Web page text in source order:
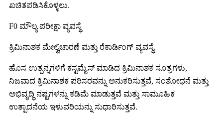
ಖಚಿತಪಡಿಸಿಕೊಳ್ಳಲು.
F0 ಮೌಲ್ಯ ಪರೀಕ್ಷಾ ವ್ಯವಸ್ಥೆ
ಕ್ರಿಮಿನಾಶಕ ಮೇಲ್ವಿಚಾರಣೆ ಮತ್ತು ರೆಕಾರ್ಡಿಂಗ್ ವ್ಯವಸ್ಥೆ.
ಹೊಸ ಉತ್ಪನ್ನಗಳಿಗೆ ಕಸ್ಟಮೈಸ್ ಮಾಡಿದ ಕ್ರಿಮಿನಾಶಕ ಸೂತ್ರಗಳು,
ನಿಜವಾದ ಕ್ರಿಮಿನಾಶಕ ಪರಿಸರವನ್ನು ಅನುಕರಿಸುತ್ತವೆ, ಸಂಶೋಧನೆ ಮತ್ತು
ಅಭಿವೃದ್ಧಿ ನಷ್ಟಗಳನ್ನು ಕಡಿಮೆ ಮಾಡುತ್ತವೆ ಮತ್ತು ಸಾಮೂಹಿಕ
ಉತ್ಪಾದನೆಯ ಇಳುವರಿಯನ್ನು ಸುಧಾರಿಸುತ್ತವೆ.